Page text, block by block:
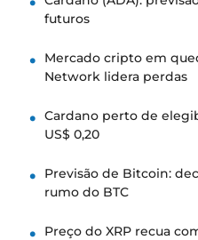
futuros
Mercado cripto em
Network lidera perdas
Cardano perto de
US$ 0,20
Previsão de Bitcoin:
rumo do BTC
Preço do XRP recua